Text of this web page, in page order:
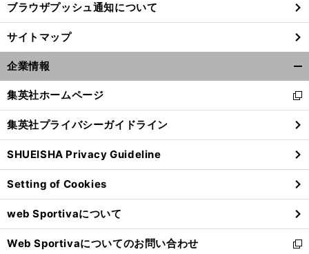
前
ブラウザプッシュ通知について
サイトマップ
企業情報
閉
る
集英社ホームページ
新
し
い
ウ
ィ
ン
ド
ウ
で
開
く
集英社プライバシーガイドライン
SHUEISHA Privacy Guideline
Setting of Cookies
web Sportivaについて
Web Sportivaについてのお問い合わせ
新